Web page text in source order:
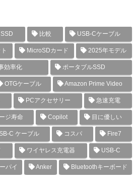
SSD 比較 USB-Cケーブル
MicroSDカード 2025年モデル
効率化 ポータブルSSD
OTGケーブル Amazon Prime Video
PCアクセサリー 急速充電
ジ寿命 Copilot 目に優しい
C ケーブル コスパ Fire7
ワイヤレス充電器 USB-C
パイ Anker Bluetoothキーボード